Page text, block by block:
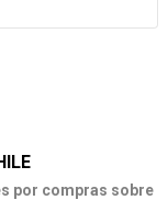
por compras sobre